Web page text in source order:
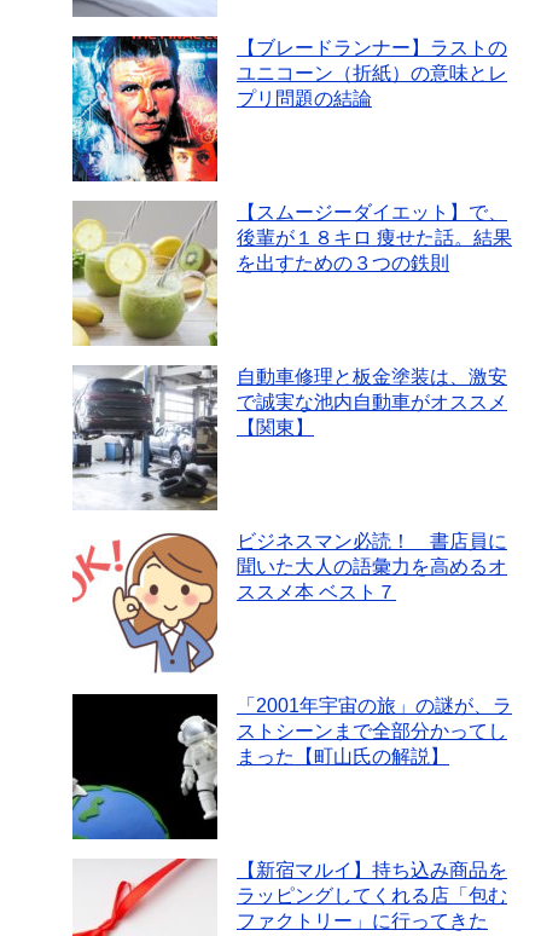
【ブレードランナー】ラストの
ユニコーン（折紙）の意味とレ
プリ問題の結論
【スムージーダイエット】で、
後輩が１８キロ 痩せた話。結果
を出すための３つの鉄則
自動車修理と板金塗装は、激安
で誠実な池内自動車がオススメ
【関東】
ビジネスマン必読！ 書店員に
聞いた大人の語彙力を高めるオ
ススメ本 ベスト７
「2001年宇宙の旅」の謎が、ラ
ストシーンまで全部分かってし
まった【町山氏の解説】
【新宿マルイ】持ち込み商品を
ラッピングしてくれる店「包む
ファクトリー」に行ってきた